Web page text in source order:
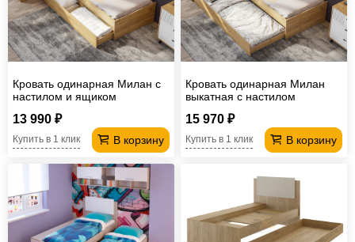
Кровать одинарная Милан с
настилом и ящиком
13 990 ₽
В корзину
Купить в 1 клик
Кровать одинарная Милан
выкатная с настилом
15 970 ₽
В корзину
Купить в 1 клик